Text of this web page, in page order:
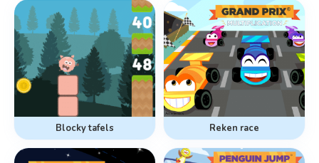
Blocky tafels Reken race